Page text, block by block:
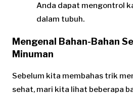
Anda dapat mengontrol
dalam tubuh.
Mengenal Bahan-Bahan
Minuman
Sebelum kita membahas trik
sehat, mari kita lihat beberapa